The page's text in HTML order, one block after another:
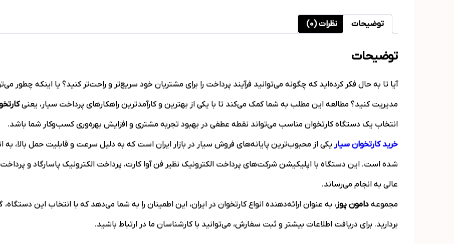
توضیحات نظرات (0)
توضیحات
آیا تا به حال فکر کرده‌اید که چگونه می‌توانید فرآیند پرداخت را برای مشتریان خود سریع‌تر و راحت‌تر کنید؟ یا اینکه چطور
مدیریت کنید؟ مطالعه این مطلب به شما کمک می‌کند تا با یکی از بهترین و کارآمدترین راهکارهای پرداخت سیار، یعنی
انتخاب یک دستگاه کارتخوان مناسب می‌تواند نقطه عطفی در بهبود تجربه مشتری و افزایش بهره‌وری کسب‌وکار شما باشد.
خرید کارتخوان سیار یکی از محبوب‌ترین پایانه‌های فروش سیار در بازار ایران است که به دلیل سرعت و قابلیت حمل بالا، به
شده است. این دستگاه با اپلیکیشن شرکت‌های پرداخت الکترونیک نظیر فن آوا کارت، پرداخت الکترونیک پاسارگاد و
عالی به انجام می‌رساند.
مجموعه دامون پوز، به عنوان ارائه‌دهنده انواع کارتخوان در ایران، این اطمینان را به شما می‌دهد که با انتخاب این
بردارید. برای دریافت اطلاعات بیشتر و ثبت سفارش، می‌توانید با کارشناسان ما در ارتباط باشید.